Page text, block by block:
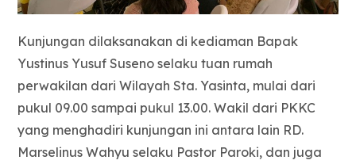
Kunjungan dilaksanakan di kediaman Bapak
Yustinus Yusuf Suseno selaku tuan rumah
perwakilan dari Wilayah Sta. Yasinta, mulai dari
pukul 09.00 sampai pukul 13.00. Wakil dari PKKC
yang menghadiri kunjungan ini antara lain RD.
Marselinus Wahyu selaku Pastor Paroki, dan juga